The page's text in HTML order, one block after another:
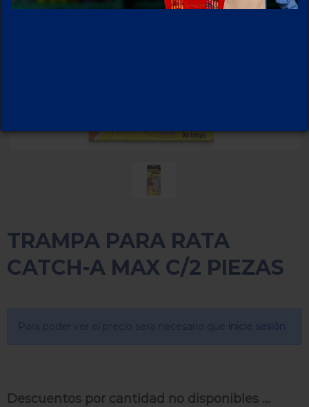
TRAMPA PARA RATA
CATCH-A MAX C/2 PIEZAS
Para poder ver el precio sera necesario que
Descuentos por cantidad no disponibles ...